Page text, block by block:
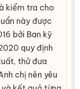
kiểm tra cho
này được
bởi Ban kỹ
quy định
thử đưa
chị nên yêu